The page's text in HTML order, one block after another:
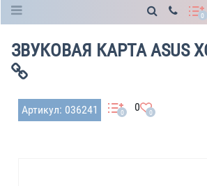
0
ЗВУКОВАЯ КАРТА ASUS
Артикул: 036241 0 0 0